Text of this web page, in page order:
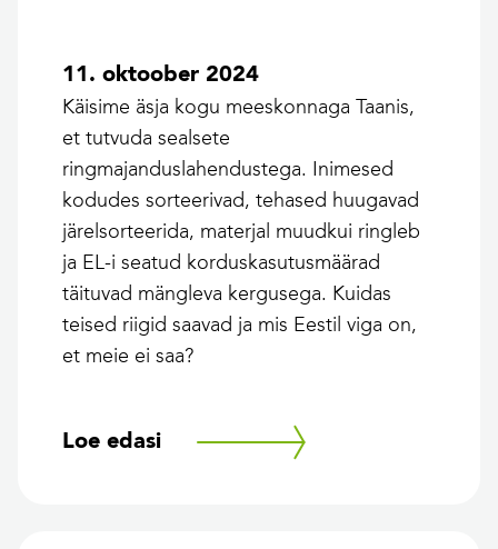
11. oktoober 2024
Käisime äsja kogu meeskonnaga Taanis,
et tutvuda sealsete
ringmajanduslahendustega. Inimesed
kodudes sorteerivad, tehased huugavad
järelsorteerida, materjal muudkui ringleb
ja EL-i seatud korduskasutusmäärad
täituvad mängleva kergusega. Kuidas
teised riigid saavad ja mis Eestil viga on,
et meie ei saa?
Loe edasi